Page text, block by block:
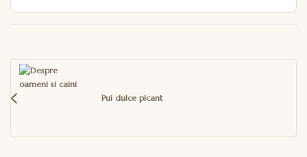
în
articole
Pui dulce picant